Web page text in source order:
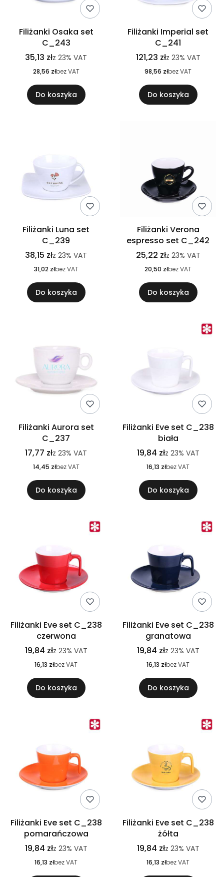
Filiżanki Osaka set
C_243
35,13 złz 23% VAT
28,56 złbez VAT
Do koszyka
Filiżanki Imperial set
C_241
121,23 złz 23% VAT
98,56 złbez VAT
Do koszyka
Filiżanki Luna set
C_239
38,15 złz 23% VAT
31,02 złbez VAT
Do koszyka
Filiżanki Verona
espresso set C_242
25,22 złz 23% VAT
20,50 złbez VAT
Do koszyka
Filiżanki Aurora set
C_237
17,77 złz 23% VAT
14,45 złbez VAT
Do koszyka
Filiżanki Eve set C_238
biała
19,84 złz 23% VAT
16,13 złbez VAT
Do koszyka
Filiżanki Eve set C_238
czerwona
19,84 złz 23% VAT
16,13 złbez VAT
Do koszyka
Filiżanki Eve set C_238
granatowa
19,84 złz 23% VAT
16,13 złbez VAT
Do koszyka
Filiżanki Eve set C_238
pomarańczowa
19,84 złz 23% VAT
16,13 złbez VAT
Filiżanki Eve set C_238
żółta
19,84 złz 23% VAT
16,13 złbez VAT